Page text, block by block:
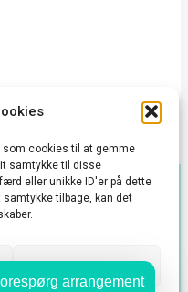
som cookies til at gemme
samtykke til disse
eller unikke ID'er på dette
tilbage, kan det
Se præferencer
arrangement